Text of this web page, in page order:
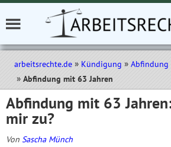
arbeitsrechte.de Kündigung
Abfindung
Abfindung mit 63 Jahren
Abfindung mit 63
mir zu?
Von Sascha Münch